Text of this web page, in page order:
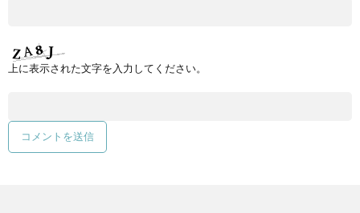
上に表示された文字を入力してください。